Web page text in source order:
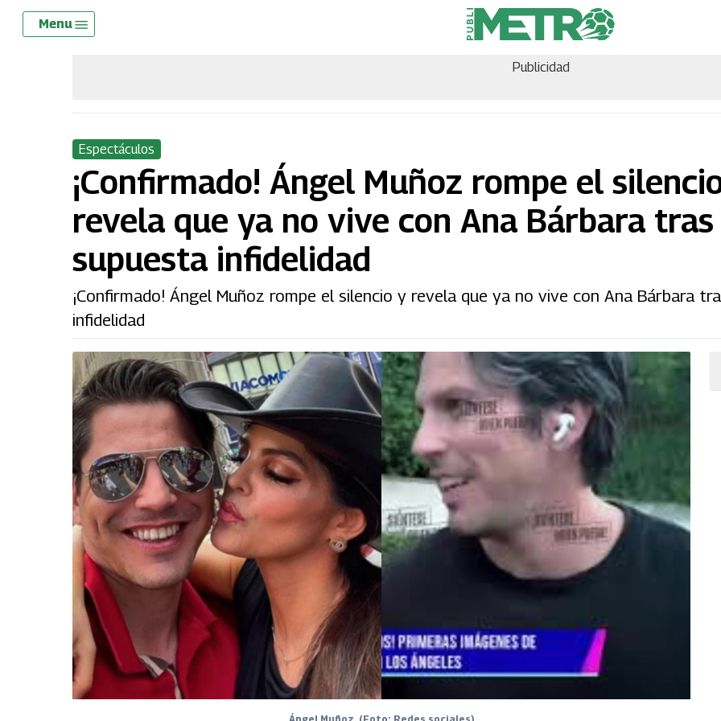
Skip
Menu
Publicidad
Espectáculos
¡Confirmado! Ángel Muñoz rompe el
revela que ya no vive con Ana Bárbara tras
supuesta infidelidad
¡Confirmado! Ángel Muñoz rompe el silencio y revela que ya no vive con Ana Bárbara
infidelidad
Menu